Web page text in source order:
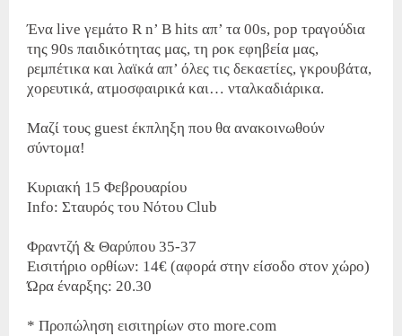
Ένα live γεμάτο R n’ Β hits απ’ τα 00s, pop τραγούδια
της 90s παιδικότητας μας, τη ροκ εφηβεία μας,
ρεμπέτικα και λαϊκά απ’ όλες τις δεκαετίες, γκρουβάτα,
χορευτικά, ατμοσφαιρικά και… νταλκαδιάρικα.
Μαζί τους guest έκπληξη που θα ανακοινωθούν
σύντομα!
Κυριακή 15 Φεβρουαρίου
Info: Σταυρός του Νότου Club
Φραντζή & Θαρύπου 35-37
Εισιτήριο ορθίων: 14€ (αφορά στην είσοδο στον χώρο)
Ώρα έναρξης: 20.30
* Προπώληση εισιτηρίων στο more.com